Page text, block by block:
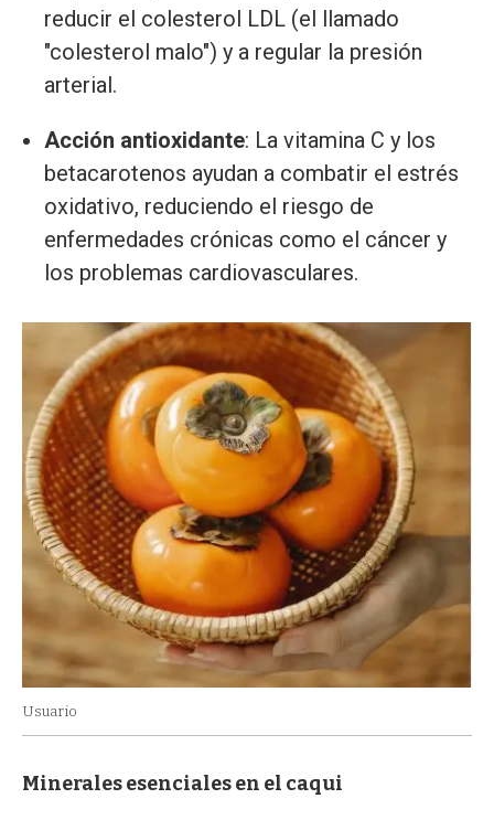
reducir el colesterol LDL (el llamado
"colesterol malo") y a regular la presión
arterial.
Acción antioxidante: La vitamina C y los
betacarotenos ayudan a combatir el estrés
oxidativo, reduciendo el riesgo de
enfermedades crónicas como el cáncer y
los problemas cardiovasculares.
Usuario
Minerales esenciales en el caqui